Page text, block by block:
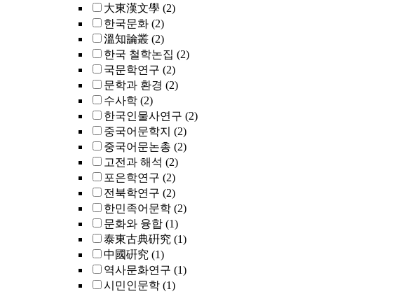
大東漢文學 (2)
한국문화 (2)
溫知論叢 (2)
한국 철학논집 (2)
국문학연구 (2)
문학과 환경 (2)
수사학 (2)
한국인물사연구 (2)
중국어문학지 (2)
중국어문논총 (2)
고전과 해석 (2)
포은학연구 (2)
전북학연구 (2)
한민족어문학 (2)
문화와 융합 (1)
泰東古典硏究 (1)
中國硏究 (1)
역사문화연구 (1)
시민인문학 (1)